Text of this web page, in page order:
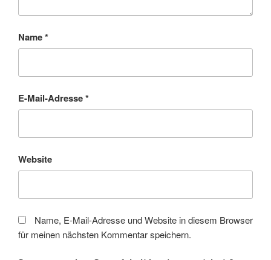
Name*
E-Mail-Adresse*
Website
Name, E-Mail-Adresse und Website in diesem Browser
für meinen nächsten Kommentar speichern.